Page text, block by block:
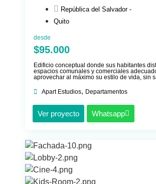
República del Salvador -
Quito
desde
$95.000
Edificio conceptual donde sus habitantes
espacios comunales y comerciales
aprovechar al máximo su estilo de vida, sin
Apart Estudios, Departamentos
Ver proyecto Whatsapp